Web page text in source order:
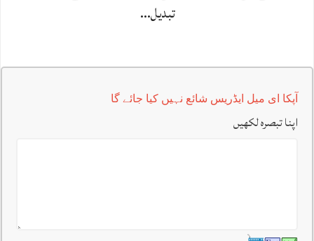
تبدیل…
آپکا ای میل ایڈریس شائع نہیں کیا جائے گا
اپنا تبصرہ لکھیں